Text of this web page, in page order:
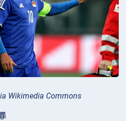
Wikimedia Commons